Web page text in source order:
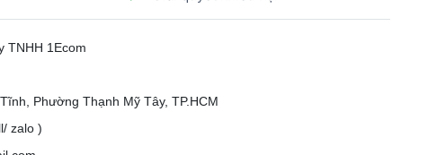
TNHH 1Ecom
Phường Thạnh Mỹ Tây, TP.HCM
zalo )